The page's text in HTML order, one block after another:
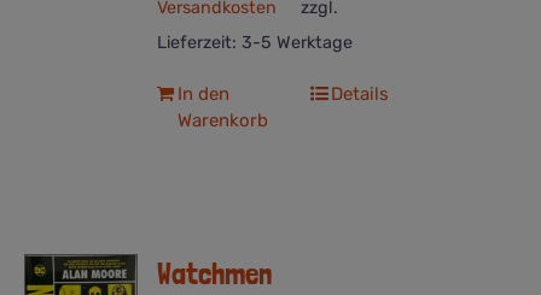
zzgl.
Versandkosten
Lieferzeit: 3-5 Werktage
In den
Warenkorb
Details
Watchmen